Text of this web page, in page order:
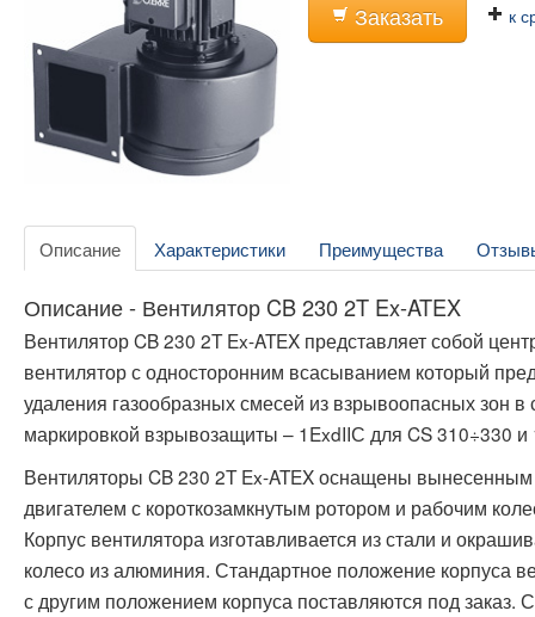
Заказать к
Описание Характеристики Преимущества
Описание - Вентилятор CB 230 2T Ex-ATEX
Вентилятор CB 230 2T Ex-ATEX представляет собой
вентилятор с односторонним всасыванием который
удаления газообразных смесей из взрывоопасных зон в
маркировкой взрывозащиты – 1ExdIIС для CS 310÷330 и
Вентиляторы CB 230 2T Ex-ATEX оснащены
двигателем с короткозамкнутым ротором и рабочим
Корпус вентилятора изготавливается из стали и
колесо из алюминия. Стандартное положение корпуса
с другим положением корпуса поставляются под заказ.